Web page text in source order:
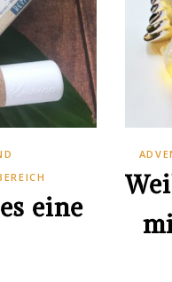
eine